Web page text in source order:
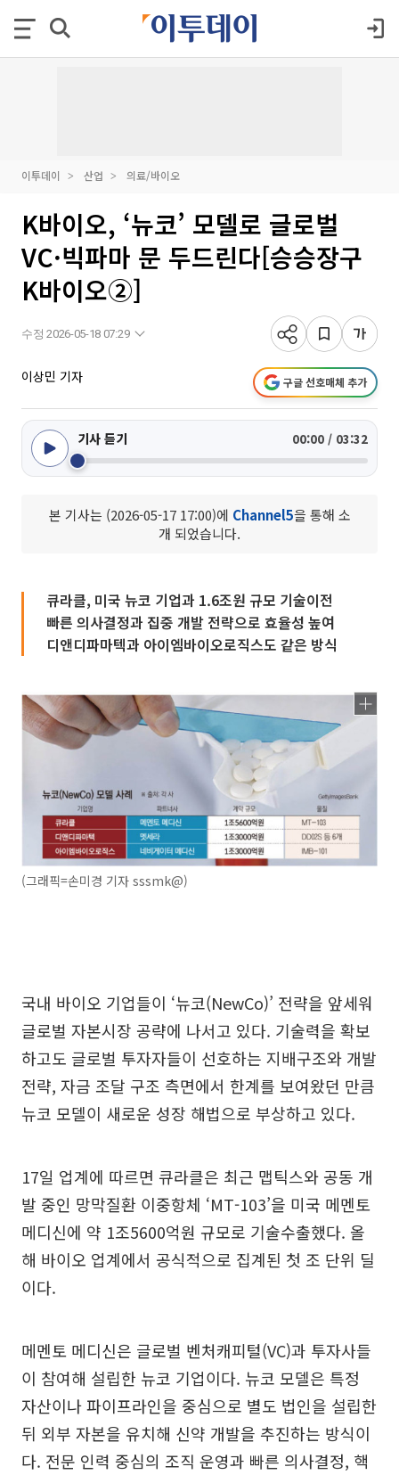
이투데이 산업 의료/바이오
K바이오, ‘뉴코’ 모델로 글로벌
VC·빅파마 문 두드린다[승승장구
K바이오②]
수정 2026-05-18 07:29
이상민 기자 구글 선호매체 추가
기사 듣기 00:00 / 03:32
본 기사는 (2026-05-17 17:00)에 Channel5을 통해 소
개 되었습니다.
큐라클, 미국 뉴코 기업과 1.6조원 규모 기술이전
빠른 의사결정과 집중 개발 전략으로 효율성 높여
디앤디파마텍과 아이엠바이오로직스도 같은 방식
(그래픽=손미경 기자 sssmk@)
국내 바이오 기업들이 ‘뉴코(NewCo)’ 전략을 앞세워
글로벌 자본시장 공략에 나서고 있다. 기술력을 확보
하고도 글로벌 투자자들이 선호하는 지배구조와 개발
전략, 자금 조달 구조 측면에서 한계를 보여왔던 만큼
뉴코 모델이 새로운 성장 해법으로 부상하고 있다.
17일 업계에 따르면 큐라클은 최근 맵틱스와 공동 개
발 중인 망막질환 이중항체 ‘MT-103’을 미국 메멘토
메디신에 약 1조5600억원 규모로 기술수출했다. 올
해 바이오 업계에서 공식적으로 집계된 첫 조 단위 딜
이다.
메멘토 메디신은 글로벌 벤처캐피털(VC)과 투자사들
이 참여해 설립한 뉴코 기업이다. 뉴코 모델은 특정
자산이나 파이프라인을 중심으로 별도 법인을 설립한
뒤 외부 자본을 유치해 신약 개발을 추진하는 방식이
다. 전문 인력 중심의 조직 운영과 빠른 의사결정, 핵